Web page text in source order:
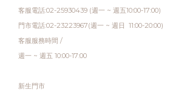
客服電話:02-25930439 (週一 ~ 週五10:00-17:00)
門市電話:02-23223967(週一 ~ 週日 11:00-20:00)
客服服務時間 /
週一 ~ 週五 10:00-17:00
新生門市